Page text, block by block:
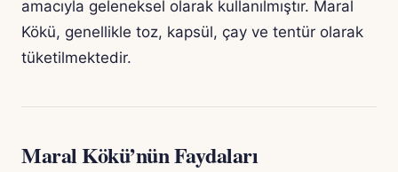
amacıyla geleneksel olarak kullanılmıştır. Maral
Kökü, genellikle toz, kapsül, çay ve tentür olarak
tüketilmektedir.
Maral Kökü’nün Faydaları